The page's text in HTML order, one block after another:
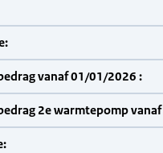
vanaf 01/01/2026 :
2e warmtepomp